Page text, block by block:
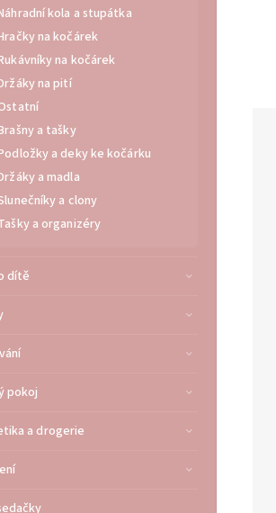
kola a stupátka
na kočárek
na kočárek
na pití
a tašky
a deky ke kočárku
a madla
a clony
a organizéry
dítě
pokoj
a drogerie